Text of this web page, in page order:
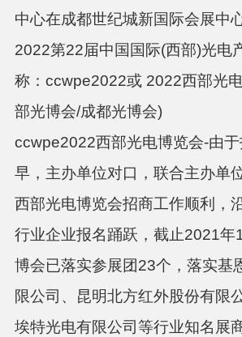
中心在成都世纪城新国际会展中
2022第22届中国国际(西部)光电
称： ccwpe2022或 2022西部光
部光博会/成都光博会)
ccwpe2022西部光电博览会-由
早，主办单位对口，联合主办单
西部光电博览会招商工作顺利，
行业企业报名踊跃，截止2021年
博会已落实参展团23个，落实基
限公司、昆明北方红外股份有限
埃特光电有限公司等行业知名展